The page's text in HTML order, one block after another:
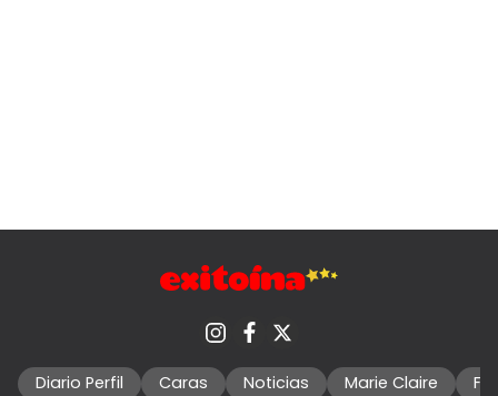
Diario Perfil Caras Noticias Marie Claire